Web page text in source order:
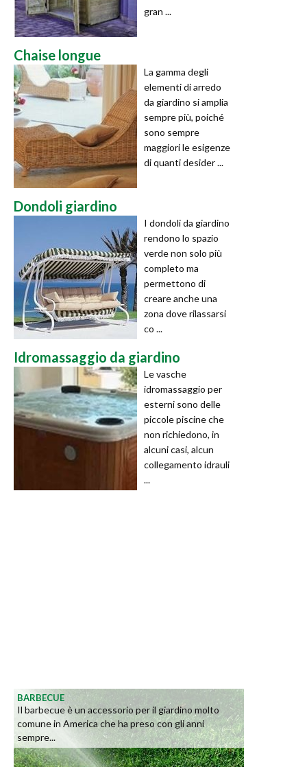
gran ...
Chaise longue
La gamma degli
elementi di arredo
da giardino si amplia
sempre più, poiché
sono sempre
maggiori le esigenze
di quanti desider ...
Dondoli giardino
I dondoli da giardino
rendono lo spazio
verde non solo più
completo ma
permettono di
creare anche una
zona dove rilassarsi
co ...
Idromassaggio da giardino
Le vasche
idromassaggio per
esterni sono delle
piccole piscine che
non richiedono, in
alcuni casi, alcun
collegamento idrauli
...
BARBECUE
Il barbecue è un accessorio per il giardino molto
comune in America che ha preso con gli anni
sempre...